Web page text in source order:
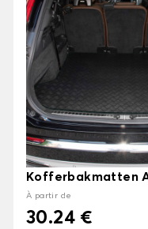
Kofferbakmatten
À partir de
30.24 €